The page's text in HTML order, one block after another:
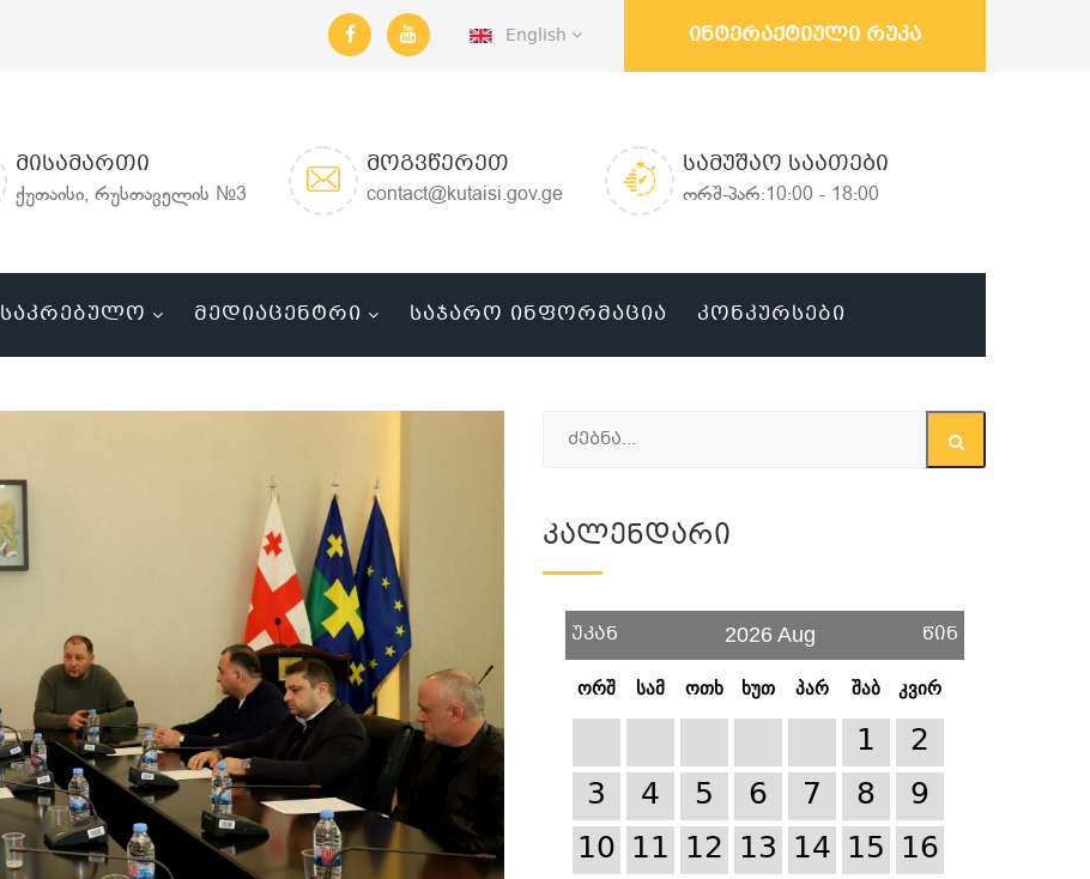
English ინტერაქტიული რუკა
ᲛᲘᲡᲐᲛᲐᲠᲗᲘ
ქუთაისი, რუსთაველის №3
ᲛᲝᲒᲕᲬᲔᲠᲔᲗ
contact@kutaisi.gov.ge
ᲡᲐᲛᲣᲨᲐᲝ ᲡᲐᲐᲗᲔᲑᲘ
ორშ-პარ:10:00 - 18:00
ᲡᲐᲙᲠᲔᲑᲣᲚᲝ ᲛᲔᲓᲘᲐᲪᲔᲜᲢᲠᲘ ᲡᲐᲯᲐᲠᲝ ᲘᲜᲤᲝᲠᲛᲐᲪᲘᲐ ᲙᲝᲜᲙᲣᲠᲡᲔᲑᲘ
Კალენდარი
უკან 2026 Aug წინ
ორშ სამ ოთხ ხუთ პარ შაბ კვირ
1
2
3
4 5 6 7 8
9
10 11 12 13 14 15 16